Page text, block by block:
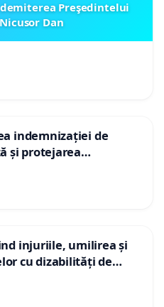
Preşedintelui
Dan
indemnizației de
și protejarea
asistenții
injuriile, umilirea și
cu dizabilități de